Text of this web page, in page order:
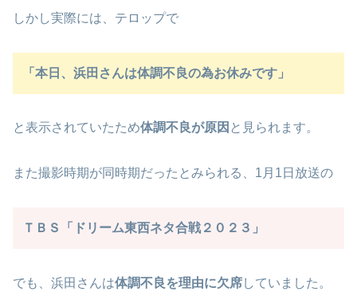
しかし実際には、テロップで
「本日、浜田さんは体調不良の為お休みです」
と表示されていたため体調不良が原因 と見られます。
また撮影時期が同時期だったとみられる、1月1日放送の
ＴＢＳ「ドリーム東西ネタ合戦２０２３」
でも、浜田さんは体調不良を理由に欠席していました。